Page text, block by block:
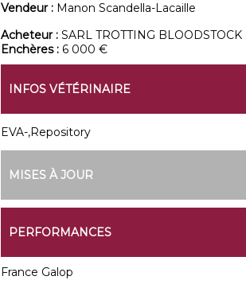
Vendeur : Manon Scandella-Lacaille
Acheteur : SARL TROTTING BLOODSTOCK
Enchères : 6 000 €
INFOS VÉTÉRINAIRE
EVA-,Repository
MISES À JOUR
PERFORMANCES
France Galop